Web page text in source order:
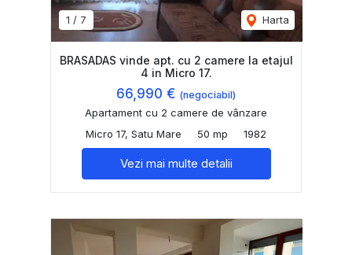
1 / 7 Harta
BRASADAS vinde apt. cu 2 camere la etajul
4 in Micro 17.
66,990 € (negociabil)
Apartament cu 2 camere de vânzare
Micro 17, Satu Mare
50 mp 1982
Vezi mai multe detalii